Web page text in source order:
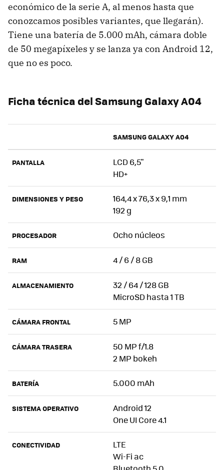
económico de la serie A, al menos hasta que
conozcamos posibles variantes, que llegarán).
Tiene una batería de 5.000 mAh, cámara doble
de 50 megapíxeles y se lanza ya con Android 12,
que no es poco.
Ficha técnica del Samsung Galaxy A04
SAMSUNG GALAXY A04
PANTALLA
LCD 6,5"
HD+
DIMENSIONES Y PESO
164,4 x 76,3 x 9,1 mm
192 g
PROCESADOR Ocho núcleos
RAM 4 / 6 / 8 GB
ALMACENAMIENTO
32 / 64 / 128 GB
MicroSD hasta 1 TB
CÁMARA FRONTAL 5 MP
CÁMARA TRASERA
50 MP f/1.8
2 MP bokeh
BATERÍA 5.000 mAh
SISTEMA OPERATIVO
Android 12
One UI Core 4.1
CONECTIVIDAD
LTE
Wi-Fi ac